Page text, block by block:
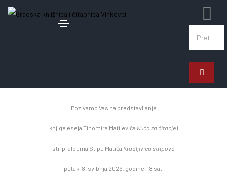
Pozivamo Vas na predstavljanje
knjige eseja Tihomira Matijevića Kuća za čitanjei
strip-albuma Stipe Matića Kradljivica stripova
petak, 8. svibnja 2026. godine, 18 sati